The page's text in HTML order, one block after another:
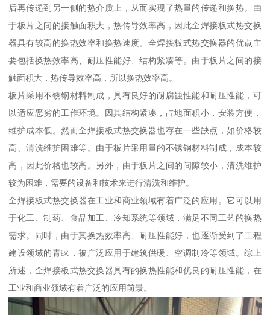
后再传递到另一侧的热介质上，从而实现了热量的传递和换热。由
于板片之间的接触面积大，热传导效率高，因此全焊接板式热交换
器具有较高的换热效率和换热速度。全焊接板式热交换器的优点主
要包括换热效率高、耐压性能好、结构紧凑等。由于板片之间的接
触面积大，热传导效率高，所以换热效率高。
板片采用不锈钢材料制成，具有良好的耐腐蚀性能和耐压性能，可
以适应恶劣的工作环境。因其结构紧凑，占地面积小，安装方便，
维护成本低。然而全焊接板式热交换器也存在一些缺点，如价格较
高、清洗维护困难等。由于板片采用量的不锈钢材料制成，成本较
高，因此价格也较高。另外，由于板片之间的间隙较小，清洗维护
较为困难，需要的设备和技术来进行清洗和维护。
全焊接板式热交换器在工业和商业领域有着广泛的应用。它可以用
于化工、制药、食品加工、冷却系统等领域，满足不同工艺的换热
需求。同时，由于其换热效率高、耐压性能好，也逐渐受到了工程
建设领域的青睐，被广泛应用于建筑供暖、空调制冷等领域。综上
所述，全焊接板式热交换器具有的换热性能和优良的耐压性能，在
工业和商业领域有着广泛的应用前景。